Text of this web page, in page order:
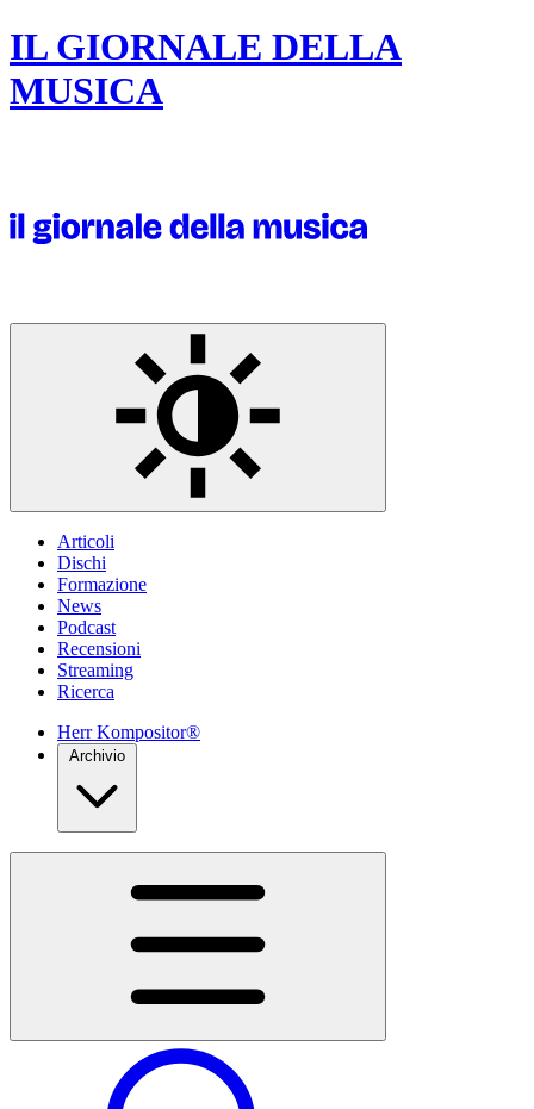
IL GIORNALE DELLA
MUSICA
Articoli
Dischi
Formazione
News
Podcast
Recensioni
Streaming
Ricerca
Herr Kompositor®
Archivio